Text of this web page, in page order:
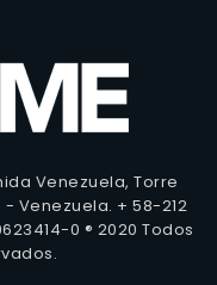
Venezuela, Torre
- Venezuela. + 58-212
0 ® 2020 Todos